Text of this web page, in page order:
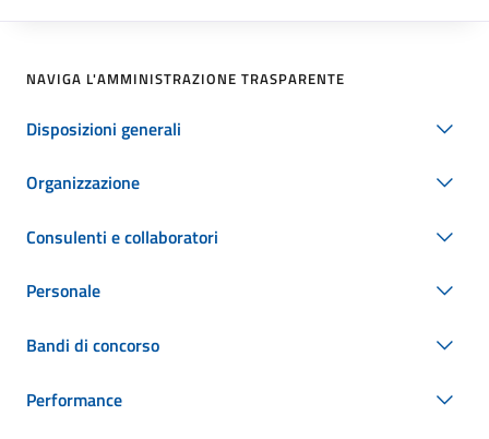
NAVIGA L'AMMINISTRAZIONE TRASPARENTE
Disposizioni generali
Organizzazione
Consulenti e collaboratori
Personale
Bandi di concorso
Performance